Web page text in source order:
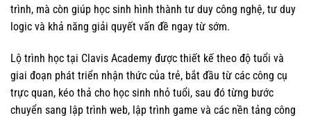
trình, mà còn giúp học sinh hình thành tư duy công nghệ, tư duy
logic và khả năng giải quyết vấn đề ngay từ sớm.
Lộ trình học tại Clavis Academy được thiết kế theo độ tuổi và
giai đoạn phát triển nhận thức của trẻ, bắt đầu từ các công cụ
trực quan, kéo thả cho học sinh nhỏ tuổi, sau đó từng bước
chuyển sang lập trình web, lập trình game và các nền tảng công